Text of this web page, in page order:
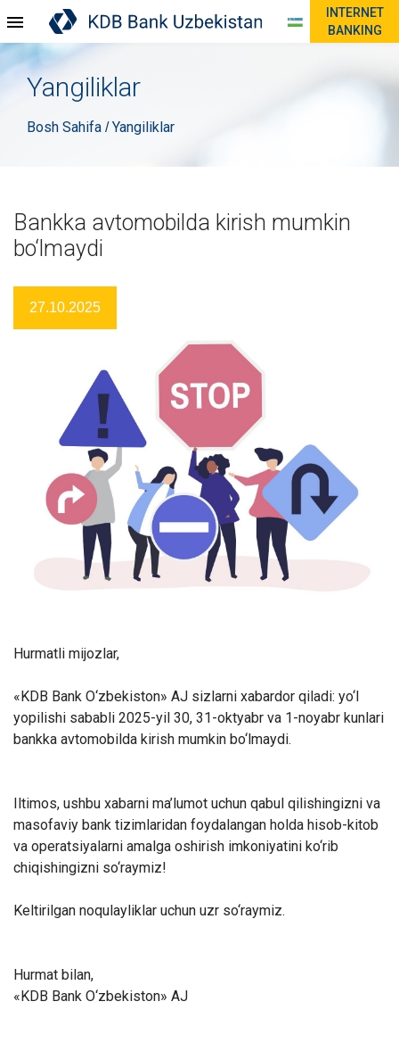
INTERNET
BANKING
Yangiliklar
Bosh Sahifa /Yangiliklar
Bankka avtomobilda kirish mumkin
bo‘lmaydi
27.10.2025
Hurmatli mijozlar,
«KDB Bank O‘zbekiston» AJ sizlarni xabardor qiladi: yo‘l
yopilishi sababli 2025-yil 30, 31-oktyabr va 1-noyabr kunlari
bankka avtomobilda kirish mumkin bo‘lmaydi.
Iltimos, ushbu xabarni ma’lumot uchun qabul qilishingizni va
masofaviy bank tizimlaridan foydalangan holda hisob-kitob
va operatsiyalarni amalga oshirish imkoniyatini ko‘rib
chiqishingizni so‘raymiz!
Keltirilgan noqulayliklar uchun uzr so‘raymiz.
Hurmat bilan,
«KDB Bank O‘zbekiston» AJ